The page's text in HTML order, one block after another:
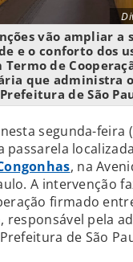
vão ampliar a
e o conforto dos
Termo de
que administra
Prefeitura de São
segunda-feira
passarela
, na
A intervenção
firmado
responsável pela
de São